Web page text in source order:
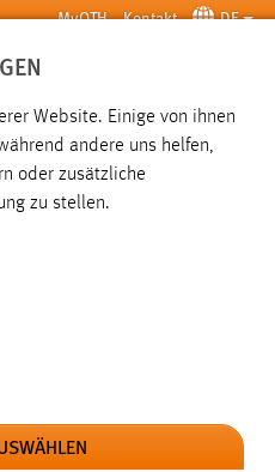
MyOTH Kontakt DE
SUCHE
Website. Einige von ihnen
andere uns helfen,
oder zusätzliche
zu stellen.